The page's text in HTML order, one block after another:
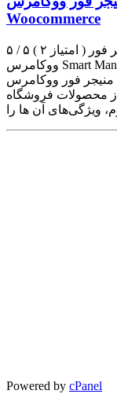
Woocommerce
۵ / ۵ ( ۲ امتیاز ) نصب و راه‌اندازی افزونه اسمارت منیجر فور
ووکامرس Smart Manager For Woocommerce : افزونه اسمارت
منیجر فور ووکامرس Smart Manager For Woocommerce به شما
از محصولات فروشگاه
Powered by cPanel